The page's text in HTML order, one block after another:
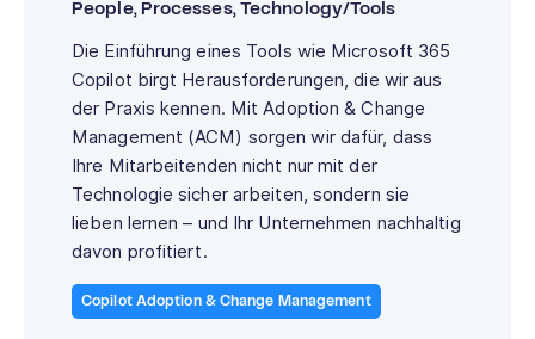
People, Processes, Technology/Tools
Die Einführung eines Tools wie Microsoft 365
Copilot birgt Herausforderungen, die wir aus
der Praxis kennen. Mit Adoption & Change
Management (ACM) sorgen wir dafür, dass
Ihre Mitarbeitenden nicht nur mit der
Technologie sicher arbeiten, sondern sie
lieben lernen – und Ihr Unternehmen nachhaltig
davon profitiert.
Copilot Adoption & Change Management